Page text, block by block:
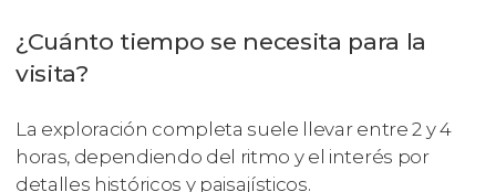
¿Cuánto tiempo se necesita para la
visita?
La exploración completa suele llevar entre 2 y 4
horas, dependiendo del ritmo y el interés por
detalles históricos y paisajísticos.